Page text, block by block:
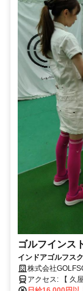
ゴルフインス
インドアゴルフス
株式会社
アクセス: 【 久屋大通店】 地下鉄新久屋大通駅 徒歩４分（スタッフ